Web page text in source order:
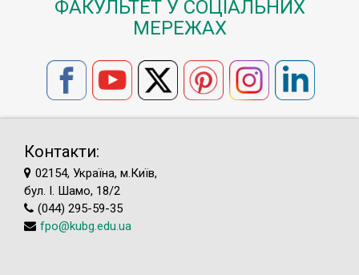
ФАКУЛЬТЕТ У СОЦІАЛЬНИХ
МЕРЕЖАХ
Контакти:
02154, Україна, м.Київ,
бул. І. Шамо, 18/2
(044) 295-59-35
fpo@kubg.edu.ua